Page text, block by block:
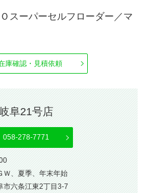
スーパーセルフローダー／マ
庫確認・見積依頼
阜21号店
058-278-7771
Ｗ、夏季、年末年始
市六条江東2丁目3-7